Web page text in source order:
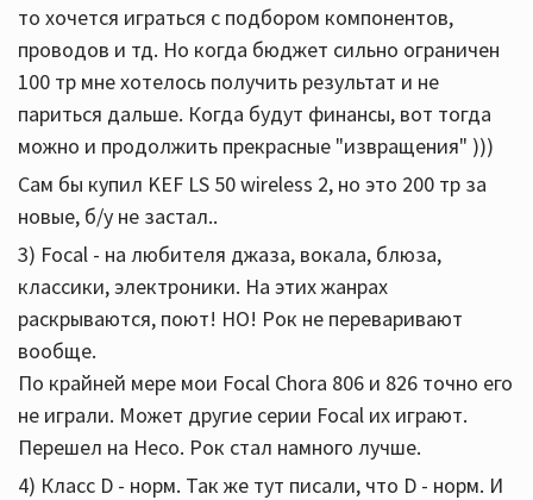
то хочется играться с подбором компонентов,
проводов и тд. Но когда бюджет сильно ограничен
100 тр мне хотелось получить результат и не
париться дальше. Когда будут финансы, вот тогда
можно и продолжить прекрасные "извращения" )))
Сам бы купил KEF LS 50 wireless 2, но это 200 тр за
новые, б/у не застал..
3) Focal - на любителя джаза, вокала, блюза,
классики, электроники. На этих жанрах
раскрываются, поют! НО! Рок не переваривают
вообще.
По крайней мере мои Focal Chora 806 и 826 точно его
не играли. Может другие серии Focal их играют.
Перешел на Heco. Рок стал намного лучше.
4) Класс D - норм. Так же тут писали, что D - норм. И